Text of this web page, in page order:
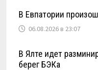
В Евпатории
06.08.2026 в 23:07
В Ялте идет
берег БЭКа